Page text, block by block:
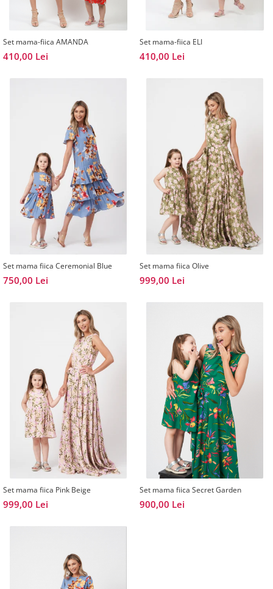
Set mama-fiica AMANDA
410,00 Lei
Set mama-fiica ELI
410,00 Lei
Set mama fiica Ceremonial Blue
750,00 Lei
Set mama fiica Olive
999,00 Lei
Set mama fiica Pink Beige
999,00 Lei
Set mama fiica Secret Garden
900,00 Lei